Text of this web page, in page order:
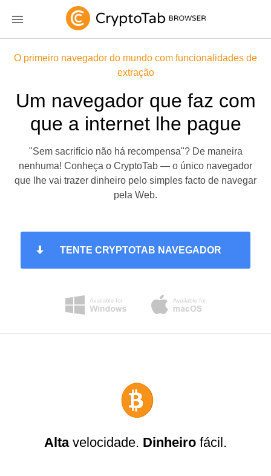
O primeiro navegador do mundo com funcionalidades de
extração
Um navegador que faz com
que a internet lhe pague
"Sem sacrifício não há recompensa"? De maneira
nenhuma! Conheça o CryptoTab — o único navegador
que lhe vai trazer dinheiro pelo simples facto de navegar
pela Web.
TENTE CRYPTOTAB NAVEGADOR
Altavelocidade. Dinheiro fácil.